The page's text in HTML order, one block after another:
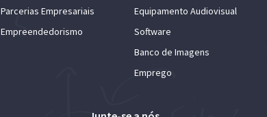
Parcerias Empresariais
Empreendedorismo
Equipamento Audiovisual
Software
Banco de Imagens
Emprego